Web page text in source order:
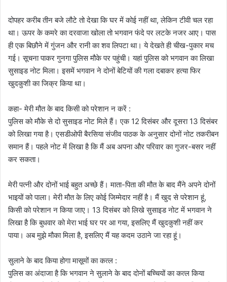
दोपहर करीब तीन बजे लौटे तो देखा कि घर में कोई नहीं था, लेकिन टीवी चल रहा
था। ऊपर के कमरे का दरवाजा खोला तो भगवान फंदे पर लटके नजर आए। पास
ही एक बिछौने में गुंजन और रानी का शव लिपटा था। ये देखते ही चीख-पुकार मच
गई। सूचना पाकर गुनगा पुलिस मौके पर पहुंची। यहां पुलिस को भगवान का लिखा
सुसाइड नोट मिला। इसमें भगवान ने दोनों बेटियों की गला दबाकर हत्या फिर
खुदकुशी का जिक्र किया था।
कहा- मेरी मौत के बाद किसी को परेशान न करें :
पुलिस को मौके से दो सुसाइड नोट मिले हैं। एक 12 दिसंबर और दूसरा 13 दिसंबर
को लिखा गया है। एसडीओपी बैरसिया संजीव पाठक के अनुसार दोनों नोट तकरीबन
समान हैं। पहले नोट में लिखा है कि मैं अब अपना और परिवार का गुजर-बसर नहीं
कर सकता।
मेरी पत्नी और दोनों भाई बहुत अच्छे हैं। माता-पिता की मौत के बाद मैंने अपने दोनों
भाइयों को पाला। मेरी मौत के लिए कोई जिम्मेदार नहीं है। मैं खुद से परेशान हूं,
किसी को परेशान न किया जाए। 13 दिसंबर को लिखे सुसाइड नोट में भगवान ने
लिखा है कि बुधवार को मेरा भाई घर पर आ गया, इसलिए मैं खुदकुशी नहीं कर
पाया। अब मुझे मौका मिला है, इसलिए मैं यह कदम उठाने जा रहा हूं।
सुलाने के बाद किया होगा मासूमों का कत्ल :
पुलिस का अंदाजा है कि भगवान ने सुलाने के बाद दोनों बच्चियों का कत्ल किया